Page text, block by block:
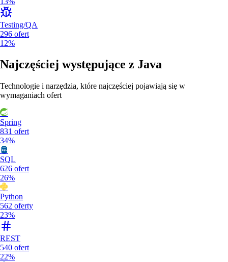
Testing/QA
296 ofert
12%
Najczęściej występujące z Java
Technologie i narzędzia, które najczęściej pojawiają się w
wymaganiach ofert
Spring
831 ofert
34%
SQL
626 ofert
26%
Python
562 oferty
23%
REST
540 ofert
22%